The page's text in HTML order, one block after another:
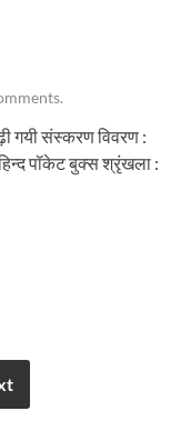
गयी संस्करण विवरण :
पॉकेट बुक्स श्रृंखला :